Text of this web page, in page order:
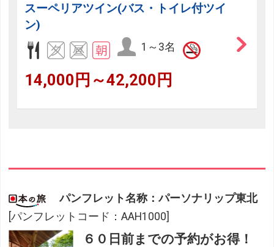
スーペリアツイン(バス・トイレ付ツイ
ン)
1～3名
14,000円～42,200円
パンフレット名称：パーソナリップ東北
[パンフレットコード：AAH1000]
６０日前までの予約がお得！